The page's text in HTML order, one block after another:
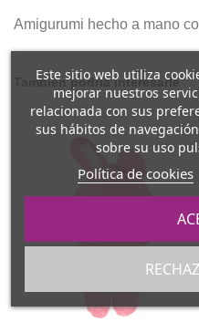
Amigurumi hecho a mano
También podría interesarle
Este sitio web utiliza
mejorar nuestros
relacionada con sus
sus hábitos de
sobre su uso
Política de cookies